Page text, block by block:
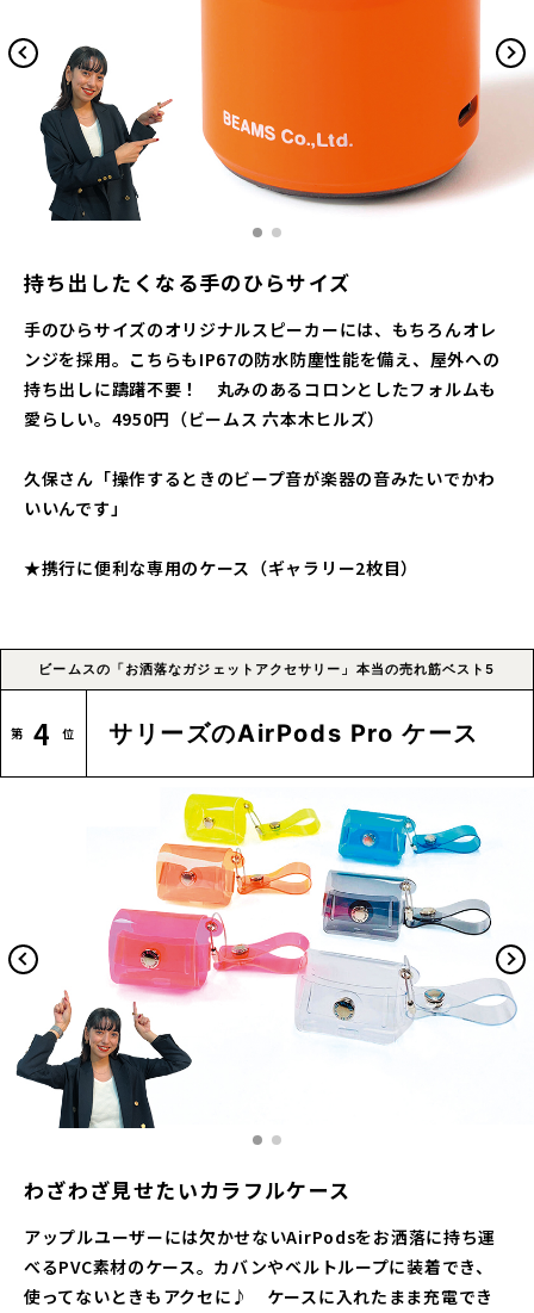
持ち出したくなる手のひらサイズ
手のひらサイズのオリジナルスピーカーには、もちろんオレ
ンジを採用。こちらもIP67の防水防塵性能を備え、屋外への
持ち出しに躊躇不要！ 丸みのあるコロンとしたフォルムも
愛らしい。4950円（ビームス 六本木ヒルズ）
久保さん「操作するときのビープ音が楽器の音みたいでかわ
いいんです」
★携行に便利な専用のケース（ギャラリー2枚目）
ビームスの「お洒落なガジェットアクセサリー」本当の売れ筋ベスト5
4 サリーズのAirPods Pro ケース
わざわざ見せたいカラフルケース
アップルユーザーには欠かせないAirPodsをお洒落に持ち運
べるPVC素材のケース。カバンやベルトループに装着でき、
使ってないときもアクセに♪ ケースに入れたまま充電でき